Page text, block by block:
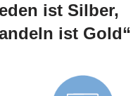
ist Silber,
ist Gold“